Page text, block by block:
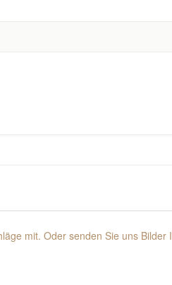
mit. Oder senden Sie uns Bilder